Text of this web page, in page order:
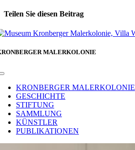
Teilen Sie diesen Beitrag
Facebook
MALERKOLONIE
Toggle
NavigationKRONBERGER MALERKOLONIE
GESCHICHTE
STIFTUNG
SAMMLUNG
KÜNSTLER
PUBLIKATIONEN